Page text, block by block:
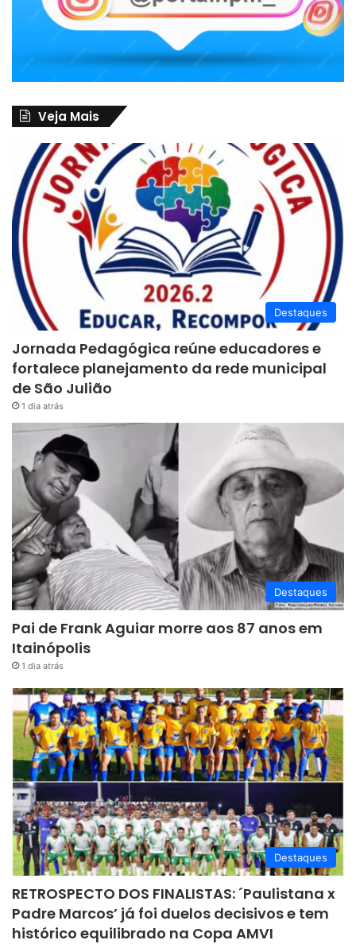
Veja Mais
Destaques
Jornada Pedagógica reúne educadores e
fortalece planejamento da rede municipal
de São Julião
1 dia atrás
Destaques
Pai de Frank Aguiar morre aos 87 anos em
Itainópolis
1 dia atrás
Destaques
RETROSPECTO DOS FINALISTAS: ´Paulistana x
Padre Marcos’ já foi duelos decisivos e tem
histórico equilibrado na Copa AMVI